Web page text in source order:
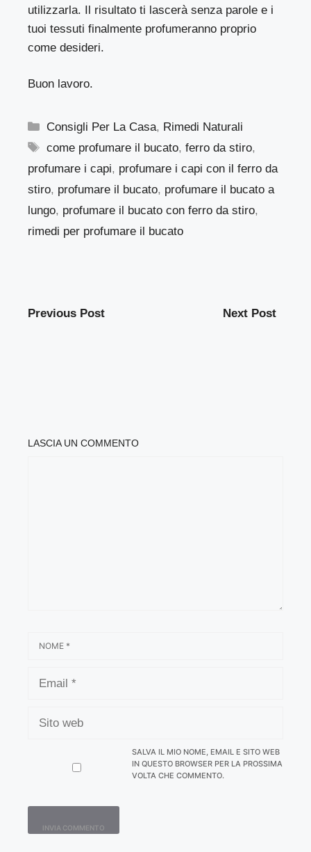
utilizzarla. Il risultato ti lascerà senza parole e i
tuoi tessuti finalmente profumeranno proprio
come desideri.
Buon lavoro.
Categorie
Consigli Per La Casa, Rimedi Naturali
Tag
come profumare il bucato,ferro da stiro,
profumare i capi, profumare i capi con il ferro da
stiro, profumare il bucato, profumare il bucato a
lungo, profumare il bucato con ferro da stiro,
rimedi per profumare il bucato
Previous Post Next Post
LASCIA UN COMMENTO
WEB
SALVA IL MIO NOME, EMAIL E SITO WEB
IN QUESTO BROWSER PER LA PROSSIMA
VOLTA CHE COMMENTO.